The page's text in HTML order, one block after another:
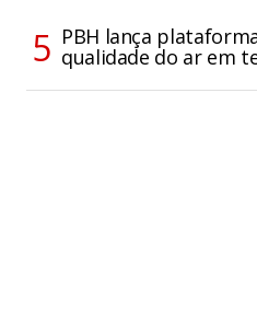
PBH lança
qualidade do ar em